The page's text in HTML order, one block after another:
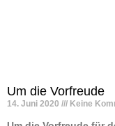
Um die Vorfreude
14. Juni 2020 Keine